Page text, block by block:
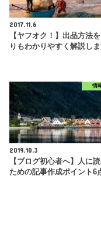
2017.11.6
【ヤフオク！】出品方法
りもわかりやすく解説しま
情
2019.10.3
【ブログ初心者へ】人に
ための記事作成ポイント6